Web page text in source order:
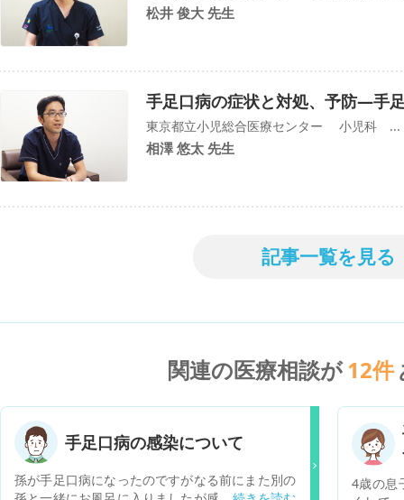
松井 俊大 先生
手足口病の症状と対処、予防―手
東京都立小児総合医療センター 小児科 ...
相澤 悠太 先生
記事一覧を見る
関連の医療相談が12件
手足口病の感染について
孫が手足口病になったのですがなる前にまた別の
4歳の息